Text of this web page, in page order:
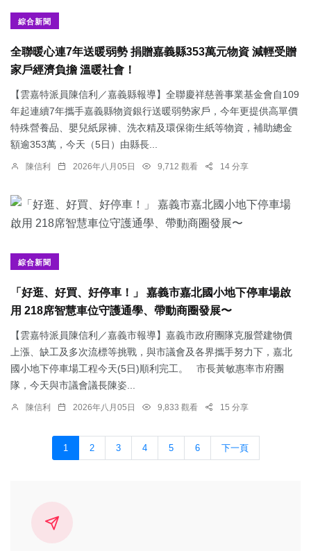
綜合新聞
全聯暖心連7年送暖弱勢 捐贈嘉義縣353萬元物資 減輕受贈
家戶經濟負擔 溫暖社會！
【雲嘉特派員陳信利／嘉義縣報導】全聯慶祥慈善事業基金會自109
年起連續7年攜手嘉義縣物資銀行送暖弱勢家戶，今年更提供高單價
特殊營養品、嬰兒紙尿褲、洗衣精及環保衛生紙等物資，補助總金
額逾353萬，今天（5日）由縣長...
陳信利 2026年八月05日 9,712 觀看 14 分享
綜合新聞
「好逛、好買、好停車！」 嘉義市嘉北國小地下停車場啟
用 218席智慧車位守護通學、帶動商圈發展〜
【雲嘉特派員陳信利／嘉義市報導】嘉義市政府團隊克服營建物價
上漲、缺工及多次流標等挑戰，與市議會及各界攜手努力下，嘉北
國小地下停車場工程今天(5日)順利完工。 市長黃敏惠率市府團
隊，今天與市議會議長陳姿...
陳信利 2026年八月05日 9,833 觀看 15 分享
1 2 3 4 5 6 下一頁